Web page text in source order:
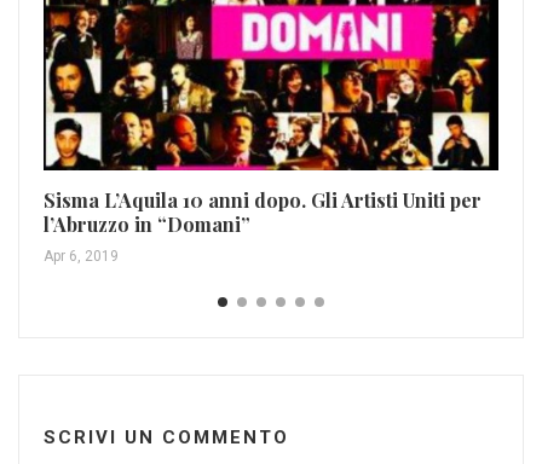
Sisma L’Aquila 10 anni dopo. Gli Artisti Uniti per
l’Abruzzo in “Domani”
Apr 6, 2019
SCRIVI UN COMMENTO